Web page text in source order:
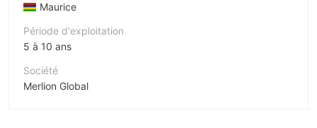
Maurice
Période d'exploitation
5 à 10 ans
Société
Merlion Global